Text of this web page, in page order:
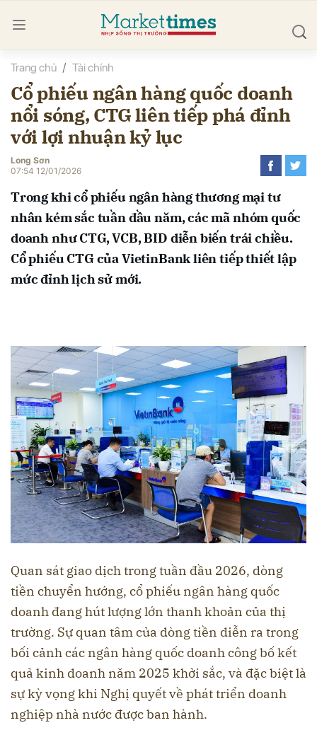
Trang chủ Tài chính
Cổ phiếu ngân hàng quốc doanh
nổi sóng, CTG liên tiếp phá đỉnh
với lợi nhuận kỷ lục
Long Sơn
07:54 12/01/2026
Trong khi cổ phiếu ngân hàng thương mại tư
nhân kém sắc tuần đầu năm, các mã nhóm quốc
doanh như CTG, VCB, BID diễn biến trái chiều.
Cổ phiếu CTG của VietinBank liên tiếp thiết lập
mức đỉnh lịch sử mới.
Quan sát giao dịch trong tuần đầu 2026, dòng
tiền chuyển hướng, cổ phiếu ngân hàng quốc
doanh đang hút lượng lớn thanh khoản của thị
trường. Sự quan tâm của dòng tiền diễn ra trong
bối cảnh các ngân hàng quốc doanh công bố kết
quả kinh doanh năm 2025 khởi sắc, và đặc biệt là
sự kỳ vọng khi Nghị quyết về phát triển doanh
nghiệp nhà nước được ban hành.
luận
Hủy